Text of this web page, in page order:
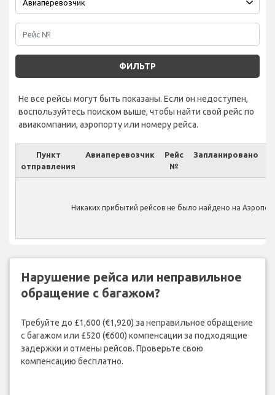
ФИЛЬТР
Не все рейсы могут быть показаны. Если он недоступен,
воспользуйтесь поиском выше, чтобы найти свой рейс по
авиакомпании, аэропорту или номеру рейса.
Пункт
отправления
Авиаперевозчик
Рейс
№
Запланировано
Никаких прибытий рейсов не было найдено на
Нарушение рейса или неправильное
обращение с багажом?
Требуйте до £1,600 (€1,920) за неправильное обращение
с багажом или £520 (€600) компенсации за подходящие
задержки и отмены рейсов. Проверьте свою
компенсацию бесплатно.